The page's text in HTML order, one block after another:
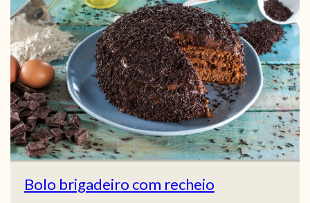
Bolo brigadeiro com recheio